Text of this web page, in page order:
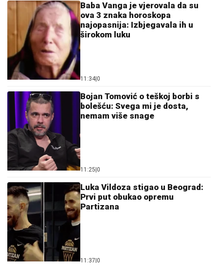
Baba Vanga je vjerovala da su
ova 3 znaka horoskopa
najopasnija: Izbjegavala ih u
širokom luku
11:34 0
Bojan Tomović o teškoj borbi s
bolešću: Svega mi je dosta,
nemam više snage
11:25 0
Luka Vildoza stigao u Beograd:
Prvi put obukao opremu
Partizana
11:37 0